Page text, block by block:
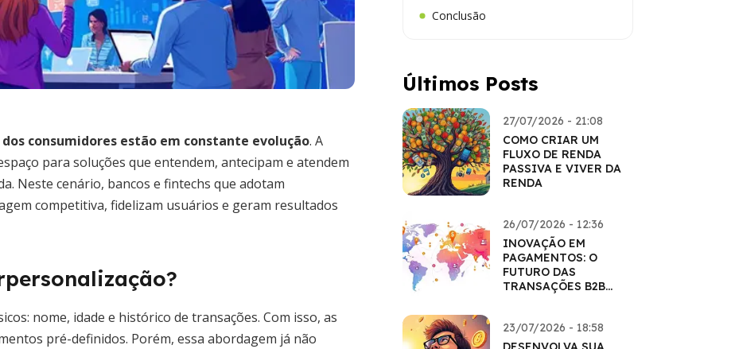
consumidores estão em constante evolução. A
para soluções que entendem, antecipam e atendem
Neste cenário, bancos e fintechs que adotam
competitiva, fidelizam usuários e geram resultados
nome, idade e histórico de transações. Com isso, as
pré-definidos. Porém, essa abordagem já não
Conclusão
Últimos Posts
27/07/2026 - 21:08
COMO CRIAR UM
FLUXO DE RENDA
PASSIVA E VIVER DA
RENDA
26/07/2026 - 12:36
INOVAÇÃO EM
PAGAMENTOS: O
FUTURO DAS
TRANSAÇÕES B2B
23/07/2026 - 18:58